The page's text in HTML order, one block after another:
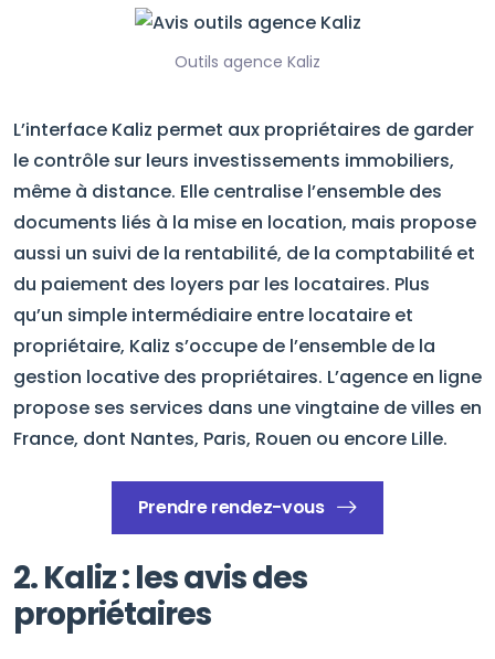
Outils agence Kaliz
L’interface Kaliz permet aux propriétaires de garder
le contrôle sur leurs investissements immobiliers,
même à distance. Elle centralise l’ensemble des
documents liés à la mise en location, mais propose
aussi un suivi de la rentabilité, de la comptabilité et
du paiement des loyers par les locataires. Plus
qu’un simple intermédiaire entre locataire et
propriétaire, Kaliz s’occupe de l’ensemble de la
gestion locative des propriétaires. L’agence en ligne
propose ses services dans une vingtaine de villes en
France, dont Nantes, Paris, Rouen ou encore Lille.
Prendre rendez-vous
2. Kaliz : les avis des
propriétaires